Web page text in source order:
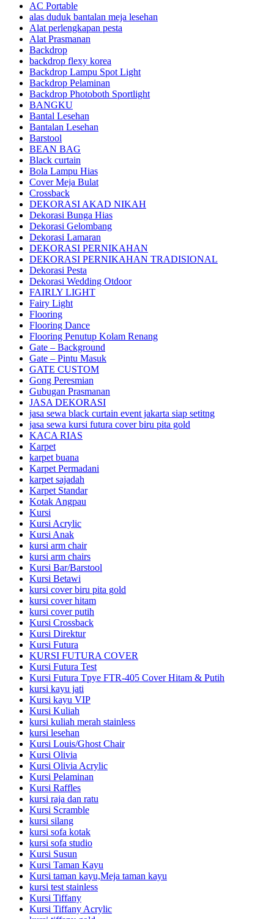
AC Portable
alas duduk bantalan meja lesehan
Alat perlengkapan pesta
Alat Prasmanan
Backdrop
backdrop flexy korea
Backdrop Lampu Spot Light
Backdrop Pelaminan
Backdrop Photoboth Sportlight
BANGKU
Bantal Lesehan
Bantalan Lesehan
Barstool
BEAN BAG
Black curtain
Bola Lampu Hias
Cover Meja Bulat
Crossback
DEKORASI AKAD NIKAH
Dekorasi Bunga Hias
Dekorasi Gelombang
Dekorasi Lamaran
DEKORASI PERNIKAHAN
DEKORASI PERNIKAHAN TRADISIONAL
Dekorasi Pesta
Dekorasi Wedding Otdoor
FAIRLY LIGHT
Fairy Light
Flooring
Flooring Dance
Flooring Penutup Kolam Renang
Gate – Background
Gate – Pintu Masuk
GATE CUSTOM
Gong Peresmian
Gubugan Prasmanan
JASA DEKORASI
jasa sewa black curtain event jakarta siap setitng
jasa sewa kursi futura cover biru pita gold
KACA RIAS
Karpet
karpet buana
Karpet Permadani
karpet sajadah
Karpet Standar
Kotak Angpau
Kursi
Kursi Acrylic
Kursi Anak
kursi arm chair
kursi arm chairs
Kursi Bar/Barstool
Kursi Betawi
kursi cover biru pita gold
kursi cover hitam
kursi cover putih
Kursi Crossback
Kursi Direktur
Kursi Futura
KURSI FUTURA COVER
Kursi Futura Test
Kursi Futura Tpye FTR-405 Cover Hitam & Putih
kursi kayu jati
Kursi kayu VIP
Kursi Kuliah
kursi kuliah merah stainless
kursi lesehan
Kursi Louis/Ghost Chair
Kursi Olivia
Kursi Olivia Acrylic
Kursi Pelaminan
Kursi Raffles
kursi raja dan ratu
Kursi Scramble
kursi silang
kursi sofa kotak
kursi sofa studio
Kursi Susun
Kursi Taman Kayu
Kursi taman kayu,Meja taman kayu
kursi test stainless
Kursi Tiffany
Kursi Tiffany Acrylic